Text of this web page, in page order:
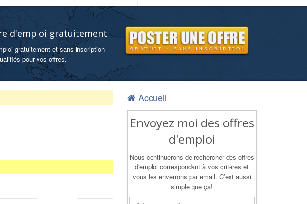
d'emploi gratuitement
gratuitement et sans inscription -
pour vos offres.
Accueil
Envoyez moi des offres
d'emploi
Nous continuerons de rechercher des offres
d'emploi correspondant à vos critères et
vous les enverrons par email. C’est aussi
simple que ça!